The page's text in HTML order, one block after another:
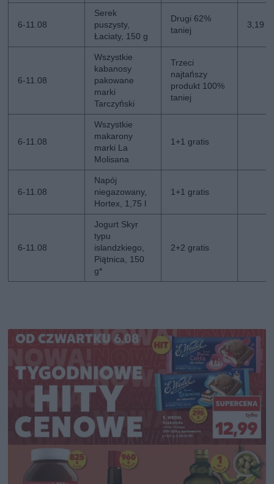
6-11.08
Serek
puszysty,
Łaciaty, 150 g
Drugi 62%
taniej
3,19
6-11.08
Wszystkie
kabanosy
pakowane
marki
Tarczyński
Trzeci
najtańszy
produkt 100%
taniej
6-11.08
Wszystkie
makarony
marki La
Molisana
1+1 gratis
6-11.08
Napój
niegazowany,
Hortex, 1,75 l
1+1 gratis
6-11.08
Jogurt Skyr
typu
islandzkiego,
Piątnica, 150
g*
2+2 gratis